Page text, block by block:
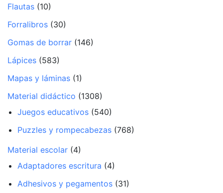
Flautas (10)
Forralibros (30)
Gomas de borrar (146)
Lápices (583)
Mapas y láminas (1)
Material didáctico (1308)
Juegos educativos (540)
Puzzles y rompecabezas (768)
Material escolar (4)
Adaptadores escritura (4)
Adhesivos y pegamentos (31)